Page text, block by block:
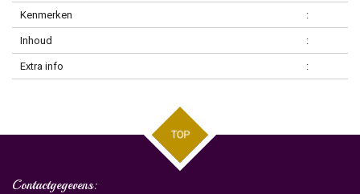
Kenmerken :
Inhoud :
Extra info :
TOP
Contactgegevens: